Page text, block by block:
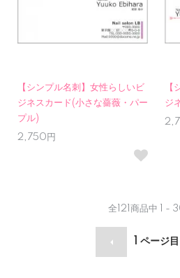
【シンプル名刺】女性らしいビ
ジネスカード(小さな薔薇・パー
プル)
2,750円
【
ジ
全 121 商品中 1 -
ページ目